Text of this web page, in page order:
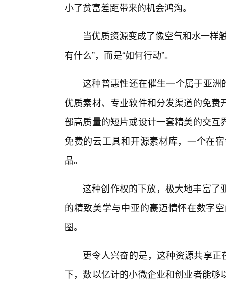
小了贫富差距带来的机会鸿沟。
当优质资源变成了像空气和水一样
有什么”，而是“如何行动”。
这种普惠性还在催生一个属于亚洲
优质素材、专业软件和分发渠道的免
部高质量的短片或设计一套精美的交
免费的云工具和开源素材库，一个在
品。
这种创作权的下放，极大地丰富了
的精致美学与中亚的豪迈情怀在数字
圈。
更令人兴奋的是，这种资源共享正
下，数以亿计的小微企业和创业者能